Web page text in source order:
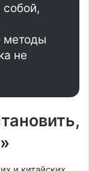
собой,
методы
не